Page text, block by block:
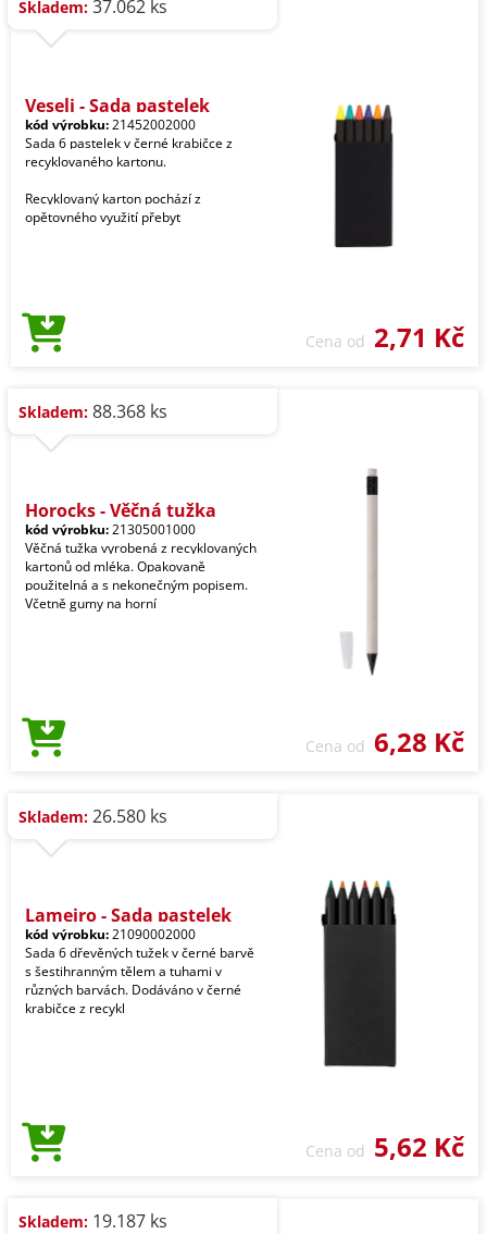
Skladem: 37.062 ks
Veseli - Sada pastelek
kód výrobku:21452002000
Sada 6 pastelek v černé krabičce z
recyklovaného kartonu.
Recyklovaný karton pochází z
opětovného využití přebyt
Cena od 2,71 Kč
Skladem: 88.368 ks
Horocks - Věčná tužka
kód výrobku:21305001000
Věčná tužka vyrobená z recyklovaných
kartonů od mléka. Opakovaně
použitelná a s nekonečným popisem.
Včetně gumy na horní
Cena od 6,28 Kč
Skladem: 26.580 ks
Lameiro - Sada pastelek
kód výrobku:21090002000
Sada 6 dřevěných tužek v černé barvě
s šestihranným tělem a tuhami v
různých barvách. Dodáváno v černé
krabičce z recykl
Cena od 5,62 Kč
Skladem: 19.187 ks